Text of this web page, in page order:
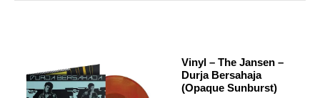
Vinyl – The Jansen –
Durja Bersahaja
(Opaque Sunburst)